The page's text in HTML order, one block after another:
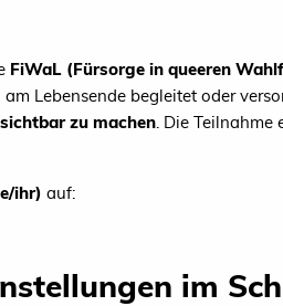
FiWaL (Fürsorge in queeren
Lebensende begleitet oder
zu machen . Die
ihr) auf:
im